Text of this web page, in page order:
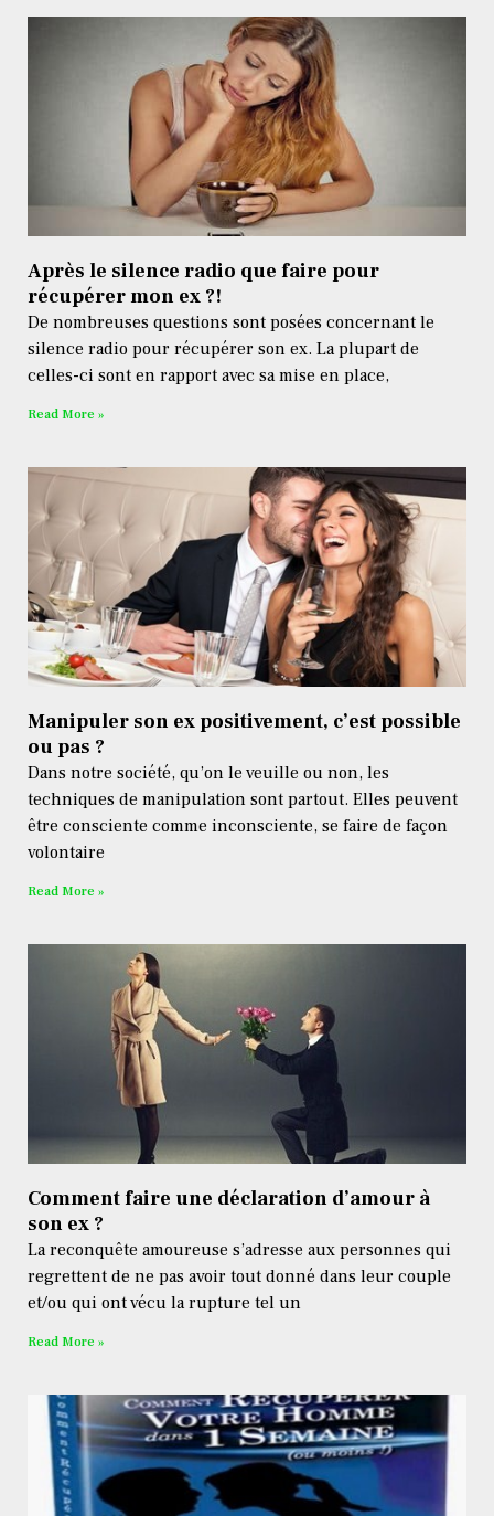
Après le silence radio que faire pour
récupérer mon ex ?!
De nombreuses questions sont posées concernant le
silence radio pour récupérer son ex. La plupart de
celles-ci sont en rapport avec sa mise en place,
Read More »
Manipuler son ex positivement, c’est possible
ou pas ?
Dans notre société, qu’on le veuille ou non, les
techniques de manipulation sont partout. Elles peuvent
être consciente comme inconsciente, se faire de façon
volontaire
Read More »
Comment faire une déclaration d’amour à
son ex ?
La reconquête amoureuse s’adresse aux personnes qui
regrettent de ne pas avoir tout donné dans leur couple
et/ou qui ont vécu la rupture tel un
Read More »